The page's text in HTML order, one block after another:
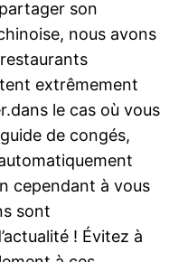
son
nous avons
extrêmement
le cas où vous
de congés,
cependant à vous
sont
! Évitez à